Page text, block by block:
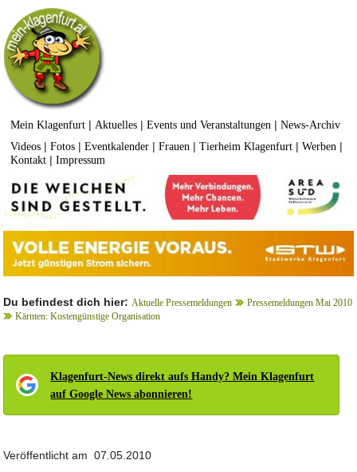
Mein Klagenfurt | Aktuelles |Events und Veranstaltungen |News-Archiv
Videos |Fotos |Eventkalender |Frauen |Tierheim Klagenfurt |Werben |
Kontakt |Impressum
Du befindest dich hier: Aktuelle Pressemeldungen
Pressemeldungen Mai 2010
Kärnten: Kostengünstige Organisation
Klagenfurt-News direkt aufs Handy? Mein Klagenfurt
auf Google News abonnieren!
Veröffentlicht am 07.05.2010